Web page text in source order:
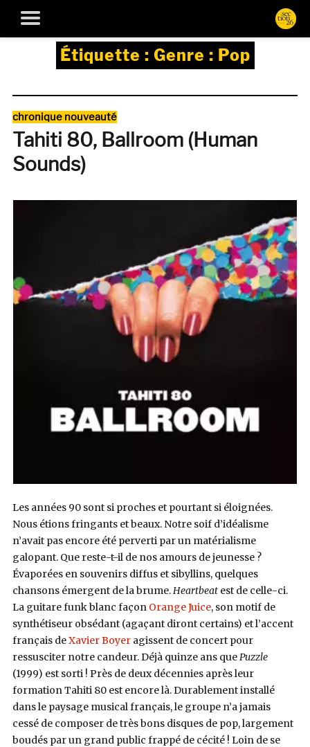
Étiquette : Genre : Pop
Catégories
chronique nouveauté
Tahiti 80, Ballroom (Human
Sounds)
Les années 90 sont si proches et pourtant si éloignées.
Nous étions fringants et beaux. Notre soif d’idéalisme
n’avait pas encore été perverti par un matérialisme
galopant. Que reste-t-il de nos amours de jeunesse ?
Évaporées en souvenirs diffus et sibyllins, quelques
chansons émergent de la brume.Heartbeatest de celle-ci.
La guitare funk blanc façon Orange Juice, son motif de
synthétiseur obsédant (agaçant diront certains) et l’accent
français deXavier Boyeragissent de concert pour
ressusciter notre candeur. Déjà quinze ans quePuzzle
(1999) est sorti ! Près de deux décennies après leur
formation Tahiti 80 est encore là. Durablement installé
dans le paysage musical français, le groupe n’a jamais
cessé de composer de très bons disques de pop, largement
boudés par un grand public frappé de cécité ! Loin de se